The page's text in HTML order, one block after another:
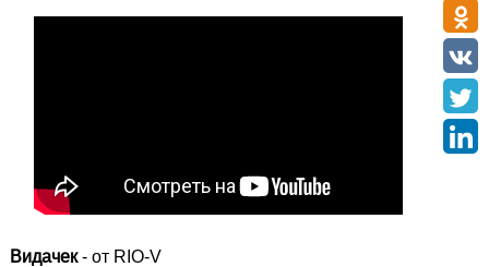
Видачек- от RIO-V